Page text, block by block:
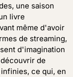
une saison
livre
même d'avoir
de streaming,
d'imagination
de
ce qui, en